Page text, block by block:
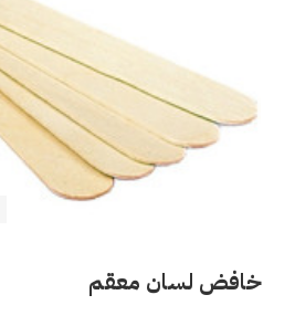
خافض لسان معقم